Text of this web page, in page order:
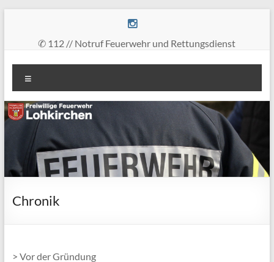
springen✆ 112 // Notruf Feuerwehr und Rettungsdienst
Freiwillige
Feuerwehr
Lohkirchen
retten
löschen
bergen
Chronik
> Vor der Gründung